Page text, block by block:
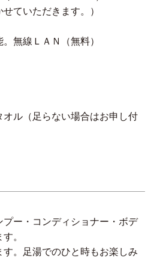
ていただきます。）
無線ＬＡＮ（無料）
オル（足らない場合はお申し付
プー・コンディショナー・ボデ
。
す。足湯でのひと時もお楽しみ